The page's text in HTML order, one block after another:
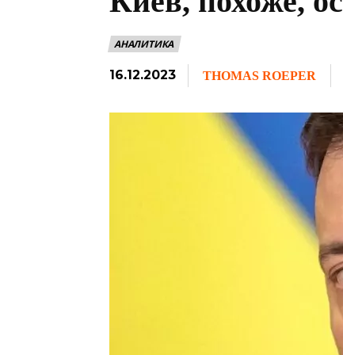
АНАЛИТИКА
16.12.2023 THOMAS ROEPER